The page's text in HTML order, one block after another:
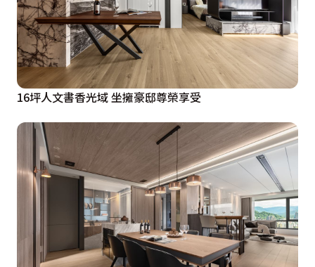
16坪人文書香光域 坐擁豪邸尊榮享受